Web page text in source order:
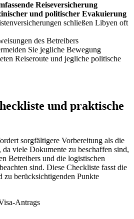
Reiseversicherung
und politischer Evakuierung
schließen Libyen oft
des Betreibers
Sie jegliche Bewegung
Reiseroute und jegliche politische
und praktische
sorgfältigere Vorbereitung als die
da viele Dokumente zu beschaffen sind,
Betreibers und die logistischen
sind. Diese Checkliste fasst die
zu berücksichtigenden Punkte
Antrags